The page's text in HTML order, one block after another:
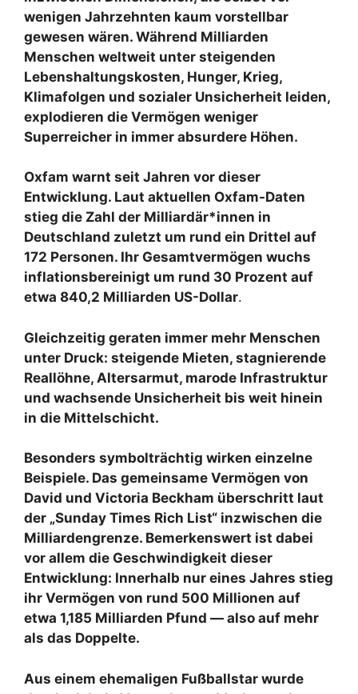
wenigen Jahrzehnten kaum vorstellbar
gewesen wären. Während Milliarden
Menschen weltweit unter steigenden
Lebenshaltungskosten, Hunger, Krieg,
Klimafolgen und sozialer Unsicherheit leiden,
explodieren die Vermögen weniger
Superreicher in immer absurdere Höhen.
Oxfam warnt seit Jahren vor dieser
Entwicklung. Laut aktuellen Oxfam-Daten
stieg die Zahl der Milliardär*innen in
Deutschland zuletzt um rund ein Drittel auf
172 Personen. Ihr Gesamtvermögen wuchs
inflationsbereinigt um rund 30 Prozent auf
etwa 840,2 Milliarden US-Dollar.
Gleichzeitig geraten immer mehr Menschen
unter Druck: steigende Mieten, stagnierende
Reallöhne, Altersarmut, marode Infrastruktur
und wachsende Unsicherheit bis weit hinein
in die Mittelschicht.
Besonders symbolträchtig wirken einzelne
Beispiele. Das gemeinsame Vermögen von
David und Victoria Beckham überschritt laut
der „Sunday Times Rich List“ inzwischen die
Milliardengrenze. Bemerkenswert ist dabei
vor allem die Geschwindigkeit dieser
Entwicklung: Innerhalb nur eines Jahres stieg
ihr Vermögen von rund 500 Millionen auf
etwa 1,185 Milliarden Pfund — also auf mehr
als das Doppelte.
Aus einem ehemaligen Fußballstar wurde